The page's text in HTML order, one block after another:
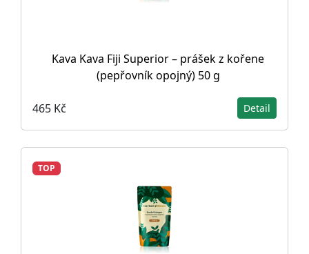
Kava Kava Fiji Superior – prášek z kořene
(pepřovník opojný) 50 g
465 Kč Detail
TOP